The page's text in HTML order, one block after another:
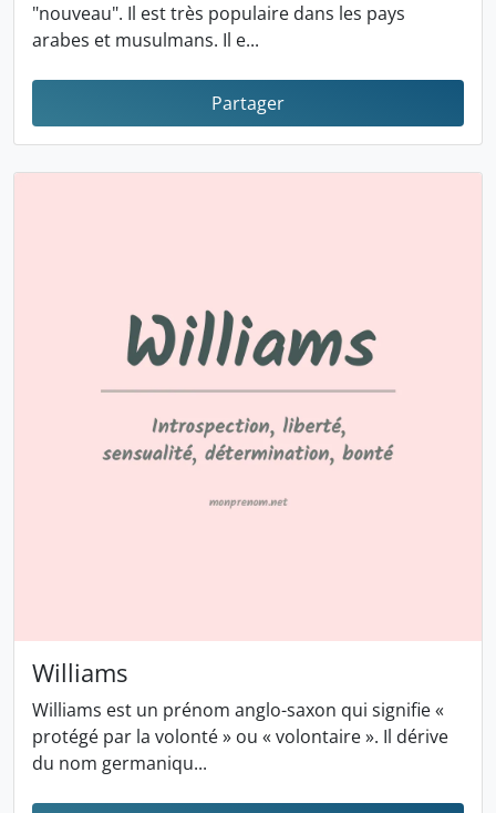
"nouveau". Il est très populaire dans les pays
arabes et musulmans. Il e...
Partager
Williams
Williams est un prénom anglo-saxon qui signifie «
protégé par la volonté » ou « volontaire ». Il dérive
du nom germaniqu...